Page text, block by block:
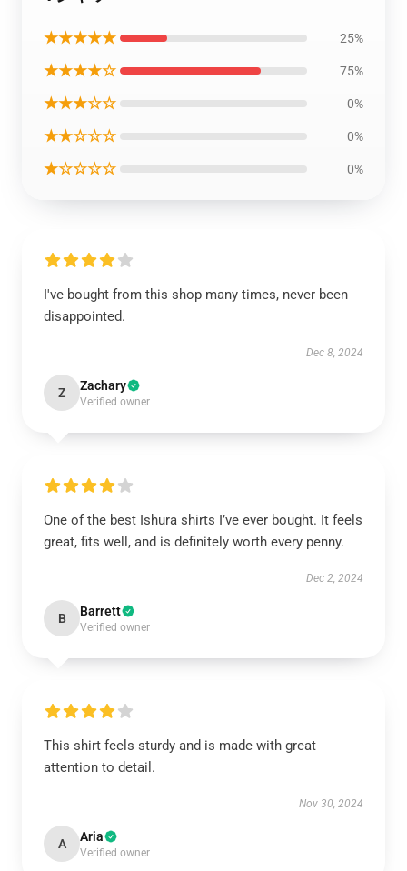
★★★★★ 25%
★★★★☆ 75%
★★★☆☆ 0%
★★☆☆☆ 0%
★☆☆☆☆ 0%
I've bought from this shop many times, never been
disappointed.
Dec 8, 2024
Z Zachary
Verified owner
One of the best Ishura shirts I’ve ever bought. It feels
great, fits well, and is definitely worth every penny.
Dec 2, 2024
B Barrett
Verified owner
This shirt feels sturdy and is made with great
attention to detail.
Nov 30, 2024
A Aria
Verified owner